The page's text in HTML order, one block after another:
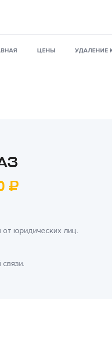
ЦЕНЫ УДАЛЕНИЕ
₽
юридических лиц.